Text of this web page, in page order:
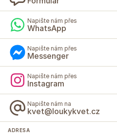
Napište nám přes
WhatsApp
Napište nám přes
Messenger
Napište nám přes
Instagram
Napište nám na
kvet@loukykvet.cz
ADRESA